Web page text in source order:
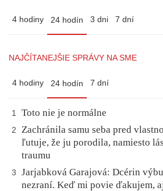
4 hodiny 24 hodín 3 dni 7 dní
NAJČÍTANEJŠIE SPRÁVY NA SME
4 hodiny 24 hodín 7 dní
1 Toto nie je normálne
2
Zachránila samu seba pred
ľutuje, že ju porodila, namiesto
traumu
3
Jarjabková Garajová: Dcérin
nezraní. Keď mi povie ďakujem,